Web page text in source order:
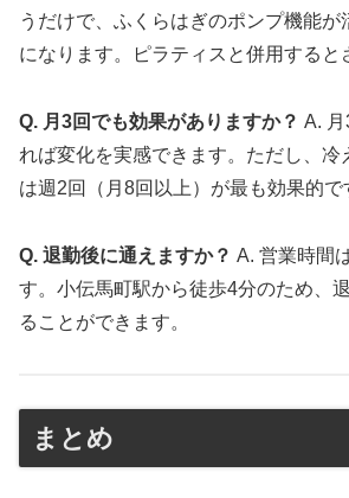
うだけで、ふくらはぎのポンプ機能
になります。ピラティスと併用すると
Q. 月3回でも効果がありますか？ A.
れば変化を実感できます。ただし、冷
は週2回（月8回以上）が最も効果的で
Q. 退勤後に通えますか？ A. 営業時間
す。小伝馬町駅から徒歩4分のため、
ることができます。
まとめ